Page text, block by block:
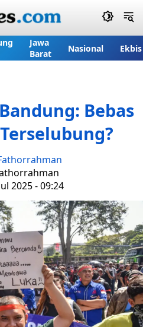
Jawa
Barat
Nasional Ekbis
Bebas
2025 - 09:24